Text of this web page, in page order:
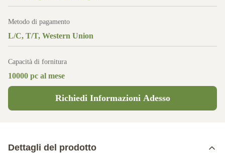
Metodo di pagamento
L/C, T/T, Western Union
Capacità di fornitura
10000 pc al mese
Richiedi Informazioni Adesso
Dettagli del prodotto